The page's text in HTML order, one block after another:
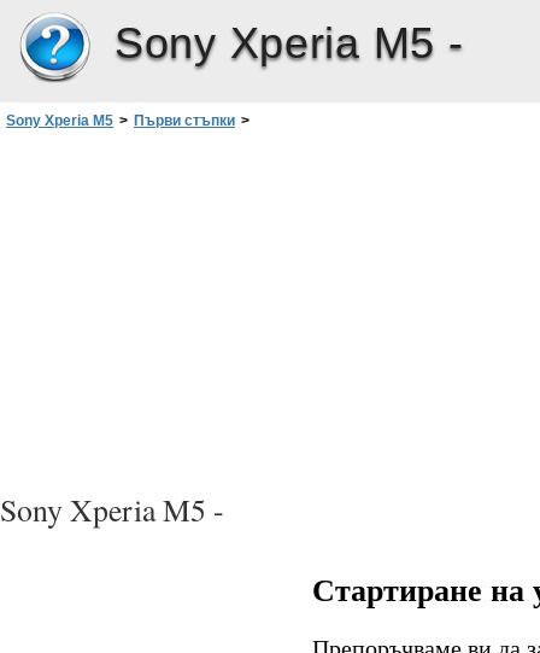
Sony Xperia M5 -
Sony Xperia M5 > Първи стъпки >
Sony Xperia M5 -
Стартиране на